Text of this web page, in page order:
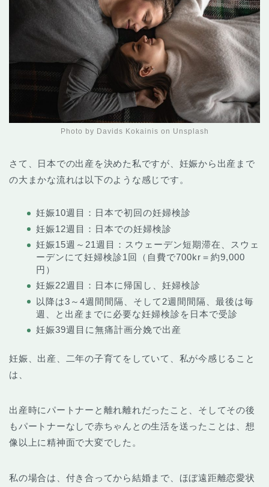
Photo by Davids Kokainis on Unsplash
さて、日本での出産を決めた私ですが、妊娠から出産まで
の大まかな流れは以下のような感じです。
妊娠10週目：日本で初回の妊婦検診
妊娠12週目：日本での妊婦検診
妊娠15週～21週目：スウェーデン短期滞在、スウェ
ーデンにて妊婦検診1回（自費で700kr＝約9,000
円）
妊娠22週目：日本に帰国し、妊婦検診
以降は3～4週間間隔、そして2週間間隔、最後は毎
週、と出産までに必要な妊婦検診を日本で受診
妊娠39週目に無痛計画分娩で出産
妊娠、出産、二年の子育てをしていて、私が今感じること
は、
出産時にパートナーと離れ離れだったこと、そしてその後
もパートナーなしで赤ちゃんとの生活を送ったことは、想
像以上に精神面で大変でした。
私の場合は、付き合ってから結婚まで、ほぼ遠距離恋愛状